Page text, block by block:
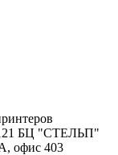
121 БЦ "СТЕЛЬП"
офис 403